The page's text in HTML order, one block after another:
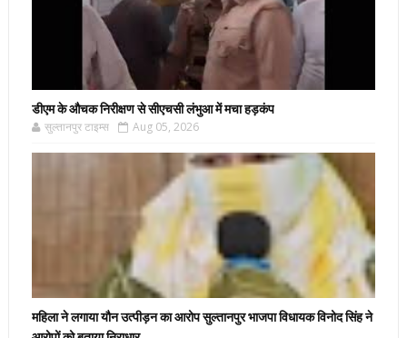
डीएम के औचक निरीक्षण से सीएचसी लंभुआ में मचा हड़कंप
सुल्तानपुर टाइम्स Aug 05, 2026
महिला ने लगाया यौन उत्पीड़न का आरोप सुल्तानपुर भाजपा विधायक विनोद सिंह ने